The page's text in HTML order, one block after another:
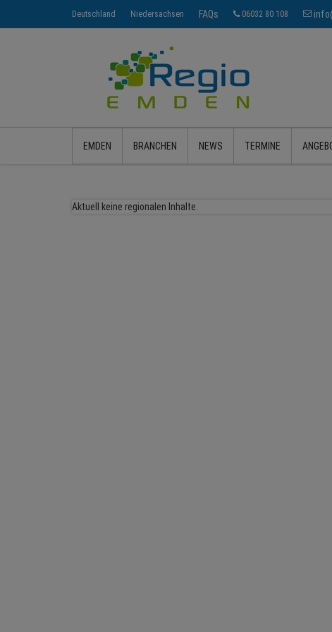
Deutschland Niedersachsen FAQs 06032 80 108
EMDEN BRANCHEN NEWS TERMINE
Aktuell keine regionalen Inhalte.